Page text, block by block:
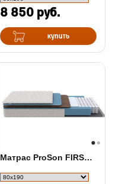
8 850 руб.
купить
Матрас ProSon FIRST Cocos Flat M